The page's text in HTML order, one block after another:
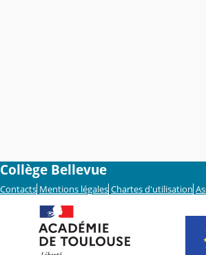
Collège Bellevue
Contacts Mentions légales Chartes d'utilisation